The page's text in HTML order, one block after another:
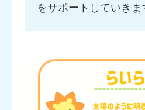
をサポートしていきま